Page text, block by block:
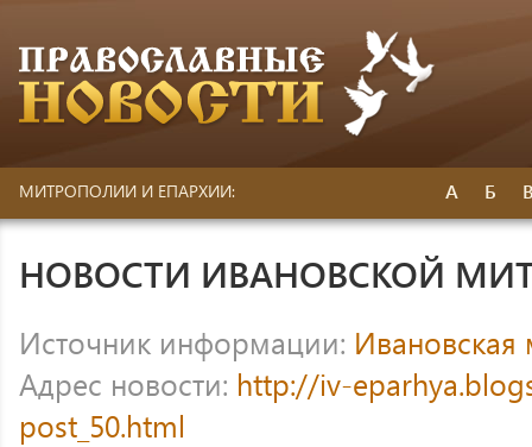
МИТРОПОЛИИ И ЕПАРХИИ: А Б
НОВОСТИ ИВАНОВСКОЙ
Источник информации:
Адрес новости: http://iv-
post_50.html